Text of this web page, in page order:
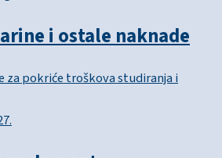
i ostale naknade
za pokriće troškova studiranja i